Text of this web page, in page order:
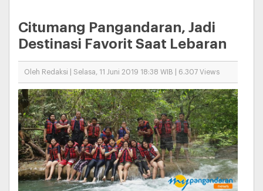
Citumang Pangandaran, Jadi
Destinasi Favorit Saat Lebaran
Oleh Redaksi | Selasa, 11 Juni 2019 18:38 WIB | 6.307 Views